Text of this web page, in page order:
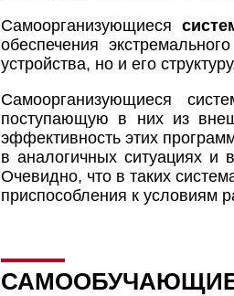
Самоорганизующиеся
обеспечения
устройства, но и его
Самоорганизующиеся
поступающую в них из
эффективность этих
в аналогичных ситуациях и
Очевидно, что в таких
приспособления к условиям